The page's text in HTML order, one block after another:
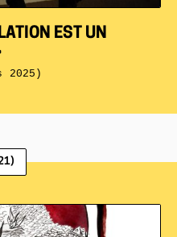
EST UN
2025)